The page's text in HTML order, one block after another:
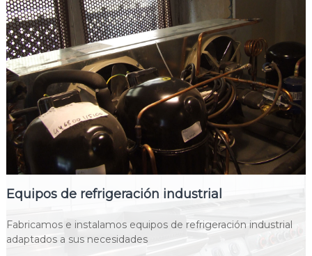
Equipos de refrigeración industrial
Fabricamos e instalamos equipos de refrigeración industrial
adaptados a sus necesidades